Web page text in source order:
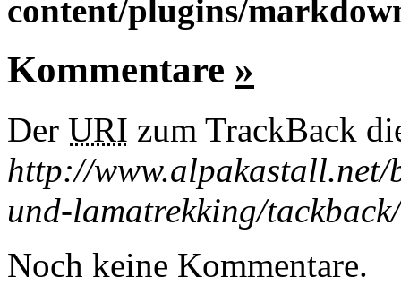
content/plugins/
Kommentare »
Der URI zum TrackBack
http://
und-lamatrekking/tackback/
Noch keine Kommentare.